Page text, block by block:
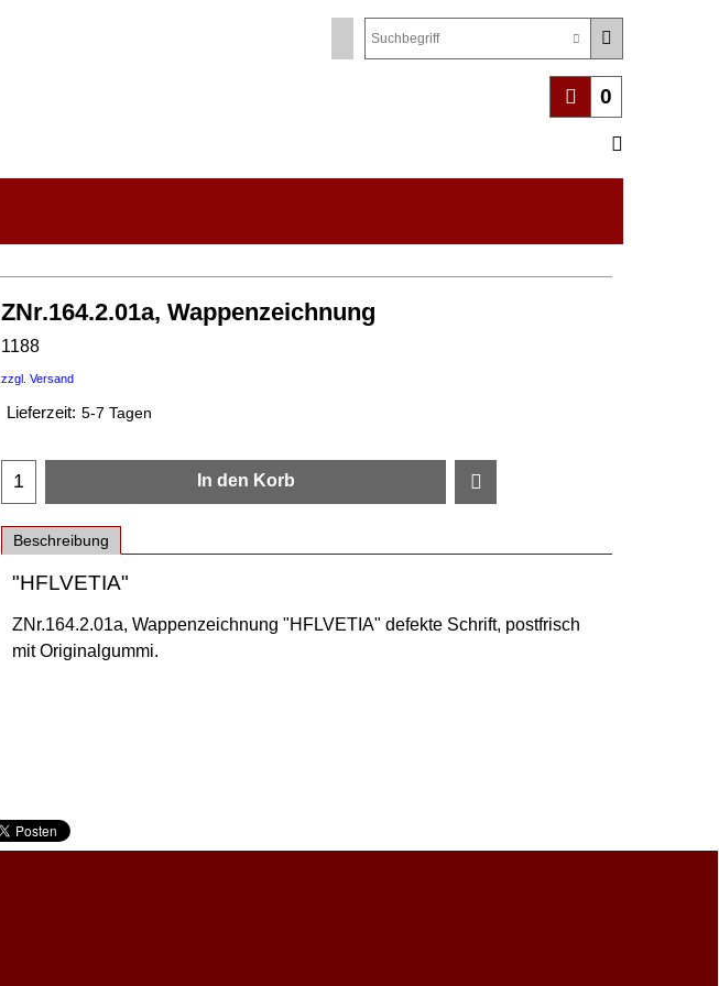
0
ZNr.164.2.01a, Wappenzeichnung
1188
zzgl. Versand
Lieferzeit: 5-7 Tagen
In den Korb
Beschreibung
"HFLVETIA"
ZNr.164.2.01a, Wappenzeichnung "HFLVETIA" defekte Schrift, postfrisch
mit Originalgummi.